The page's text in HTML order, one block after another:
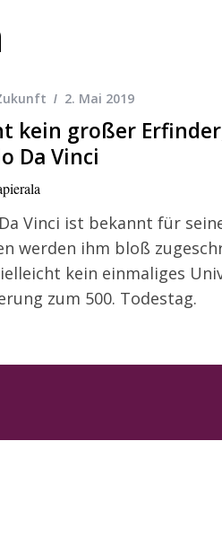
2. Mai 2019
kein großer
Da Vinci
Vinci ist bekannt für
werden ihm bloß
kein einmaliges
zum 500. Todestag.